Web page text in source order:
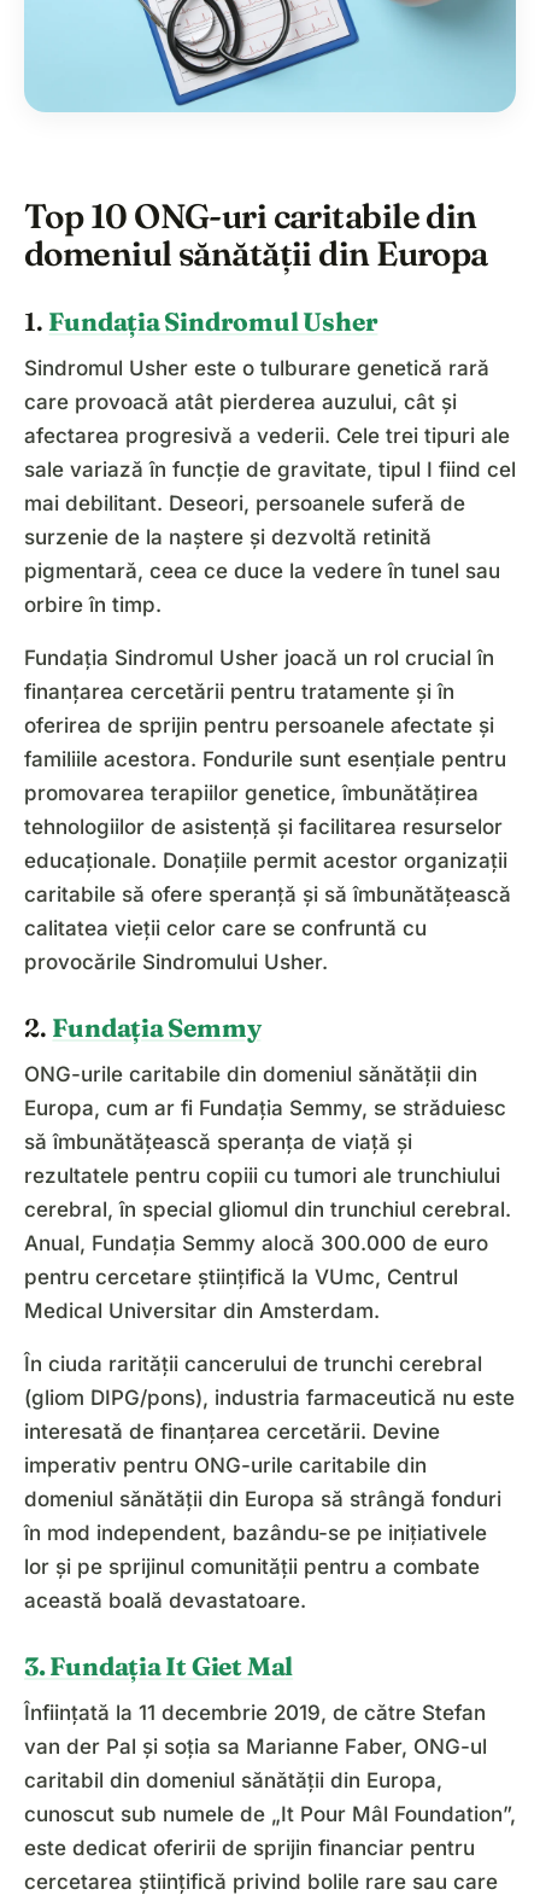
Top 10 ONG-uri caritabile din
domeniul sănătății din Europa
1. Fundația Sindromul Usher
Sindromul Usher este o tulburare genetică rară
care provoacă atât pierderea auzului, cât și
afectarea progresivă a vederii. Cele trei tipuri ale
sale variază în funcție de gravitate, tipul I fiind cel
mai debilitant. Deseori, persoanele suferă de
surzenie de la naștere și dezvoltă retinită
pigmentară, ceea ce duce la vedere în tunel sau
orbire în timp.
Fundația Sindromul Usher joacă un rol crucial în
finanțarea cercetării pentru tratamente și în
oferirea de sprijin pentru persoanele afectate și
familiile acestora. Fondurile sunt esențiale pentru
promovarea terapiilor genetice, îmbunătățirea
tehnologiilor de asistență și facilitarea resurselor
educaționale. Donațiile permit acestor organizații
caritabile să ofere speranță și să îmbunătățească
calitatea vieții celor care se confruntă cu
provocările Sindromului Usher.
2. Fundația Semmy
ONG-urile caritabile din domeniul sănătății din
Europa, cum ar fi Fundația Semmy, se străduiesc
să îmbunătățească speranța de viață și
rezultatele pentru copiii cu tumori ale trunchiului
cerebral, în special gliomul din trunchiul cerebral.
Anual, Fundația Semmy alocă 300.000 de euro
pentru cercetare științifică la VUmc, Centrul
Medical Universitar din Amsterdam.
În ciuda rarității cancerului de trunchi cerebral
(gliom DIPG/pons), industria farmaceutică nu este
interesată de finanțarea cercetării. Devine
imperativ pentru ONG-urile caritabile din
domeniul sănătății din Europa să strângă fonduri
în mod independent, bazându-se pe inițiativele
lor și pe sprijinul comunității pentru a combate
această boală devastatoare.
3. Fundația It Giet Mal
Înființată la 11 decembrie 2019, de către Stefan
van der Pal și soția sa Marianne Faber, ONG-ul
caritabil din domeniul sănătății din Europa,
cunoscut sub numele de „It Pour Mâl Foundation”,
este dedicat oferirii de sprijin financiar pentru
cercetarea științifică privind bolile rare sau care